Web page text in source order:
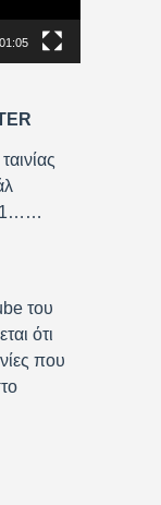
01:05
του
ότι
που